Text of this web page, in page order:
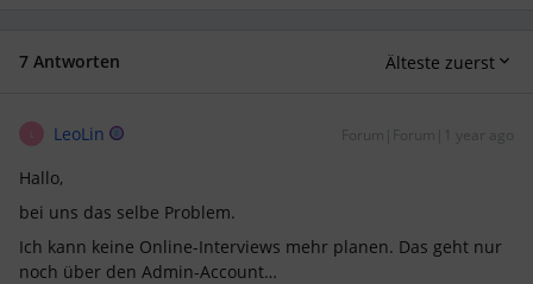
7 Antworten Älteste zuerst
LeoLin Forum|Forum|1 year ago
Hallo,
bei uns das selbe Problem.
Ich kann keine Online-Interviews mehr planen. Das geht nur
noch über den Admin-Account…